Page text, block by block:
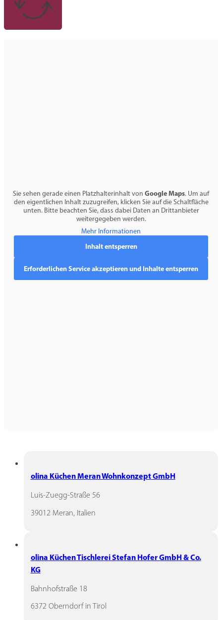
Sie sehen gerade einen Platzhalterinhalt von Google Maps. Um auf
den eigentlichen Inhalt zuzugreifen, klicken Sie auf die Schaltfläche
unten. Bitte beachten Sie, dass dabei Daten an Drittanbieter
weitergegeben werden.
Mehr Informationen
Inhalt entsperren
Erforderlichen Service akzeptieren und Inhalte entsperren
olina Küchen Meran Wohnkonzept GmbH
Luis-Zuegg-Straße 56
39012 Meran, Italien
olina Küchen Tischlerei Stefan Hofer GmbH & Co.
KG
Bahnhofstraße 18
6372 Oberndorf in Tirol